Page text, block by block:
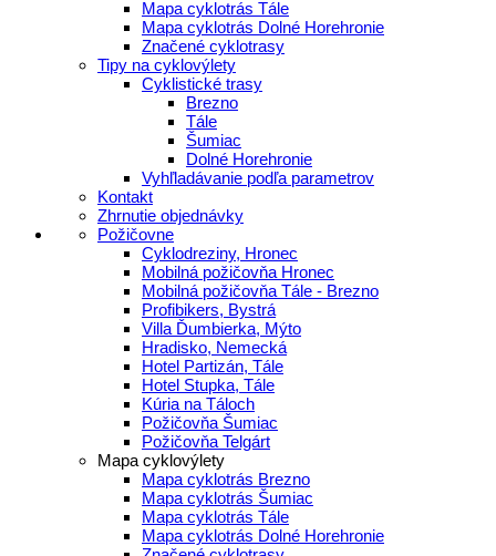
Mapa cyklotrás Tále
Mapa cyklotrás Dolné Horehronie
Značené cyklotrasy
Tipy na cyklovýlety
Cyklistické trasy
Brezno
Tále
Šumiac
Dolné Horehronie
Vyhľladávanie podľa parametrov
Kontakt
Zhrnutie objednávky
Požičovne
Cyklodreziny, Hronec
Mobilná požičovňa Hronec
Mobilná požičovňa Tále - Brezno
Profibikers, Bystrá
Villa Ďumbierka, Mýto
Hradisko, Nemecká
Hotel Partizán, Tále
Hotel Stupka, Tále
Kúria na Táloch
Požičovňa Šumiac
Požičovňa Telgárt
Mapa cyklovýlety
Mapa cyklotrás Brezno
Mapa cyklotrás Šumiac
Mapa cyklotrás Tále
Mapa cyklotrás Dolné Horehronie